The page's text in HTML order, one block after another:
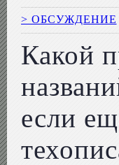
> ОБСУЖДЕНИЕ
Какой
если